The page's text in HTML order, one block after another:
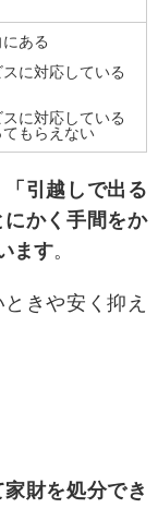
ある
スに対応している
スに対応している
もらえない
「引越しで出る
かく手間をか
ます。
きや安く抑え
財を処分でき